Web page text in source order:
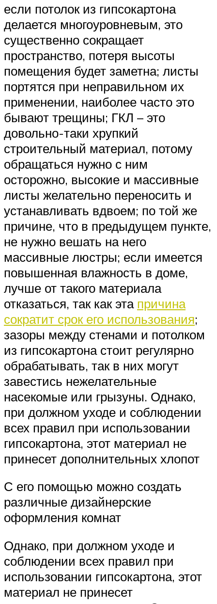
если потолок из гипсокартона
делается многоуровневым, это
существенно сокращает
пространство, потеря высоты
помещения будет заметна; листы
портятся при неправильном их
применении, наиболее часто это
бывают трещины; ГКЛ – это
довольно-таки хрупкий
строительный материал, потому
обращаться нужно с ним
осторожно, высокие и массивные
листы желательно переносить и
устанавливать вдвоем; по той же
причине, что в предыдущем пункте,
не нужно вешать на него
массивные люстры; если имеется
повышенная влажность в доме,
лучше от такого материала
отказаться, так как эта причина
сократит срок его использования;
зазоры между стенами и потолком
из гипсокартона стоит регулярно
обрабатывать, так в них могут
завестись нежелательные
насекомые или грызуны. Однако,
при должном уходе и соблюдении
всех правил при использовании
гипсокартона, этот материал не
принесет дополнительных хлопот
С его помощью можно создать
различные дизайнерские
оформления комнат
Однако, при должном уходе и
соблюдении всех правил при
использовании гипсокартона, этот
материал не принесет